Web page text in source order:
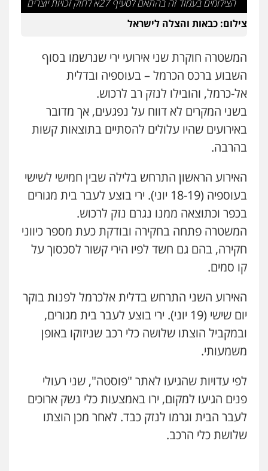
עו"ד שלי גורביץ – לוי
משפט פלילי פשיעה חמורה
עו"ד שאדי כבהא
פלילי עורכי דין לענייני אסירים
0525556970
0505078733
פלילי פשיעה חמורה מעצרים וחקירות
0507446995
עו"ד ירון גיגי
פלילי צווארון לבן מעצרים הליכי הסגרה
0522249087
525043999
עו"ד אסף כהן
פלילי
הצילומים בעמוד זה בהתאם לסעיף 27א לחוק זכויות יוצרים
צילום: כבאות והצלה לישראל
המשטרה חוקרת שני אירועי ירי שנרשמו בסוף
השבוע ברכס הכרמל – בעוספיה ובדלית
אל-כרמל, והובילו לנזק רב לרכוש.
בשני המקרים לא דווח על נפגעים, אך מדובר
באירועים שהיו עלולים להסתיים בתוצאות קשות
בהרבה.
האירוע הראשון התרחש בלילה שבין חמישי לשישי
בעוספיה (18-19 יוני). ירי בוצע לעבר בית מגורים
בכפר וכתוצאה ממנו נגרם נזק לרכוש.
המשטרה פתחה בחקירה ובודקת כעת מספר כיווני
חקירה, בהם גם חשד לפיו הירי קשור לסכסוך על
קו סמים.
האירוע השני התרחש בדלית אלכרמל לפנות בוקר
יום שישי (19 יוני). ירי בוצע לעבר בית מגורים,
ובמקביל הוצתו שלושה כלי רכב שניזוקו באופן
משמעותי.
לפי עדויות שהגיעו לאתר "פוסטה", שני רעולי
פנים הגיעו למקום, ירו באמצעות כלי נשק ארוכים
לעבר הבית וגרמו לנזק כבד. לאחר מכן הוצתו
שלושת כלי הרכב.